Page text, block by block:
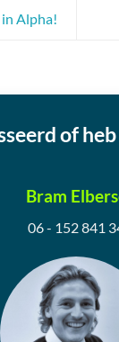
Alpha!
of heb
Bram
06 - 152 841